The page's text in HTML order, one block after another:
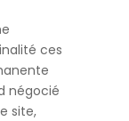
ces
négocié
site,